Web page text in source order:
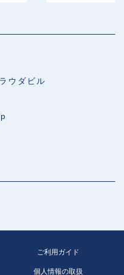
ウダビル
ご利用ガイド
個人情報の取扱